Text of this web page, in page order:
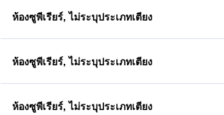
ห้องซูพีเรียร์, ไม่ระบุประเภทเตียง
ห้องซูพีเรียร์, ไม่ระบุประเภทเตียง
ห้องซูพีเรียร์, ไม่ระบุประเภทเตียง